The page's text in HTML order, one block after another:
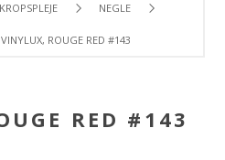
KROPSPLEJE NEGLE
VINYLUX, ROUGE RED #143
RED #143